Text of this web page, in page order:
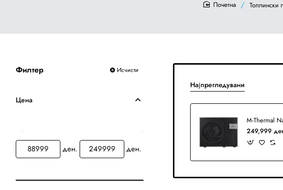
Топлински
Филтер Исчисти
Цена
ден. ден.
Најпрегледувани
249,999